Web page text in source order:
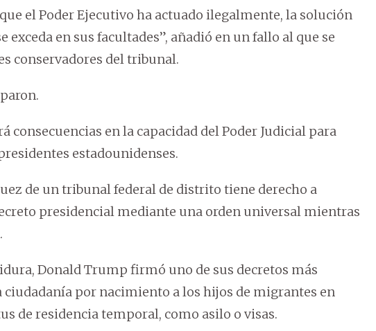
el Poder Ejecutivo ha actuado ilegalmente, la solución
exceda en sus facultades”, añadió en un fallo al que se
conservadores del tribunal.
consecuencias en la capacidad del Poder Judicial para
estadounidenses.
de un tribunal federal de distrito tiene derecho a
presidencial mediante una orden universal mientras
Donald Trump firmó uno de sus decretos más
ciudadanía por nacimiento a los hijos de migrantes en
de residencia temporal, como asilo o visas.